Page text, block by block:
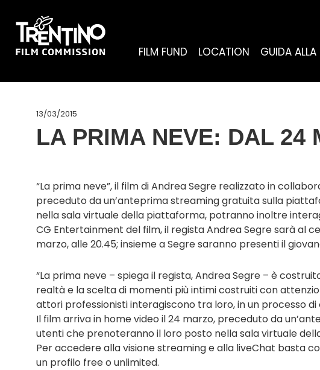
FILM FUND LOCATION GUIDA
13/03/2015
LA PRIMA NEVE: DAL 24
“La prima neve”, il film di Andrea Segre realizzato in
preceduto da un’anteprima streaming gratuita sulla
nella sala virtuale della piattaforma, potranno inoltre
CG Entertainment del film, il regista Andrea Segre sarà al
marzo, alle 20.45; insieme a Segre saranno presenti il
“La prima neve – spiega il regista, Andrea Segre – è
realtà e la scelta di momenti più intimi costruiti con
attori professionisti interagiscono tra loro, in un processo
Il film arriva in home video il 24 marzo, preceduto da
utenti che prenoteranno il loro posto nella sala virtuale
Per accedere alla visione streaming e alla liveChat basta
un profilo free o unlimited.